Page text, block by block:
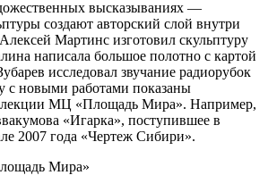
высказываниях —
создают авторский слой внутри
Мартинс изготовил скульптуру
написала большое полотно с картой
исследовал звучание радиорубок
с новыми работами показаны
МЦ «Площадь Мира». Например,
«Игарка», поступившее в
2007 года «Чертеж Сибири».
Мира»